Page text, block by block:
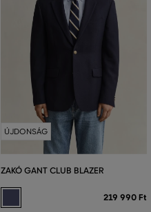
ÚJDONSÁG
ZAKÓ GANT CLUB BLAZER
219 990 Ft